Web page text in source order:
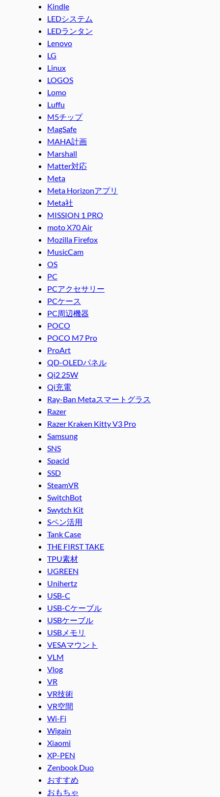
Kindle
LEDシステム
LEDランタン
Lenovo
LG
Linux
LOGOS
Lomo
Luffu
M5チップ
MagSafe
MAHA計画
Marshall
Matter対応
Meta
Meta Horizonアプリ
Meta社
MISSION 1 PRO
moto X70 Air
Mozilla Firefox
MusicCam
OS
PC
PCアクセサリー
PCケース
PC周辺機器
POCO
POCO M7 Pro
ProArt
QD-OLEDパネル
Qi2 25W
Qi充電
Ray-Ban Metaスマートグラス
Razer
Razer Kraken Kitty V3 Pro
Samsung
SNS
Spacid
SSD
SteamVR
SwitchBot
Swytch Kit
Sペン活用
Tank Case
THE FIRST TAKE
TPU素材
UGREEN
Unihertz
USB-C
USB-Cケーブル
USBケーブル
USBメモリ
VESAマウント
VLM
Vlog
VR
VR技術
VR空間
Wi-Fi
Wigain
Xiaomi
XP-PEN
Zenbook Duo
おすすめ
おもちゃ